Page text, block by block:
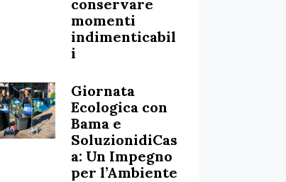
conservare
momenti
indimenticabil
i
Giornata
Ecologica con
Bama e
SoluzionidiCas
a: Un Impegno
per l’Ambiente